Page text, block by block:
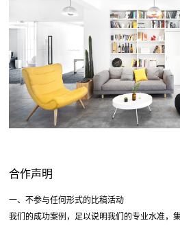
合作声明
一、不参与任何形式的比稿活动
我们的成功案例，足以说明我们的专业水准，